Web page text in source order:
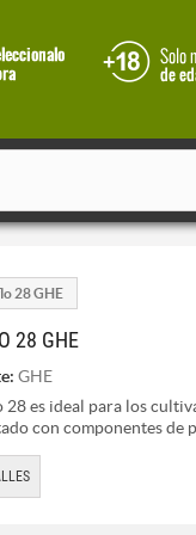
28 GHE
28 GHE
GHE
28 es ideal para los
con componentes de